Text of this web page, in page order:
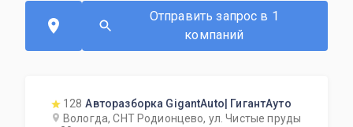
Отправить запрос в 1
компаний
128 Авторазборка GigantAuto| ГигантАуто
Вологда, СНТ Родионцево, ул. Чистые пруды